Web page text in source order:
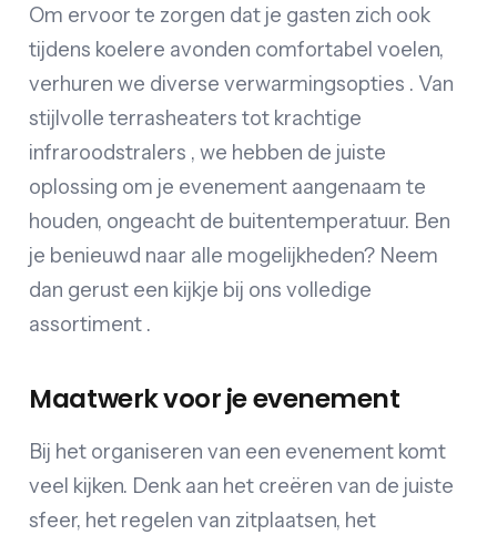
Om ervoor te zorgen dat je gasten zich ook
tijdens koelere avonden comfortabel voelen,
verhuren we diverse verwarmingsopties . Van
stijlvolle terrasheaters tot krachtige
infraroodstralers , we hebben de juiste
oplossing om je evenement aangenaam te
houden, ongeacht de buitentemperatuur. Ben
je benieuwd naar alle mogelijkheden? Neem
dan gerust een kijkje bij ons volledige
assortiment .
Maatwerk voor je evenement
Bij het organiseren van een evenement komt
veel kijken. Denk aan het creëren van de juiste
sfeer, het regelen van zitplaatsen, het